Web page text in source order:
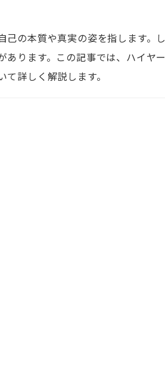
の本質や真実の姿を指します。し
ります。この記事では、ハイヤー
詳しく解説します。